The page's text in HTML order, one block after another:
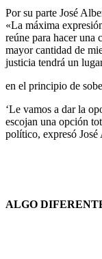
Por su parte José
«La máxima
reúne para hacer una
mayor cantidad de
justicia tendrá un
en el principio de
‘Le vamos a dar la
escojan una opción
político, expresó
ALGO